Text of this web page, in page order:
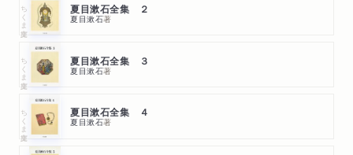
ちくま文庫 夏目漱石全集 ２
夏目漱石著
ちくま文庫 夏目漱石全集 ３
夏目漱石著
ちくま文庫 夏目漱石全集 ４
夏目漱石著